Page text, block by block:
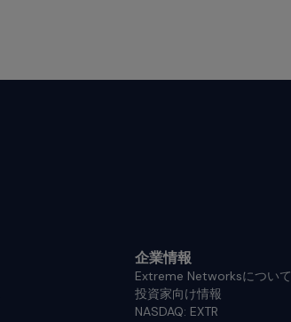
企業情報
Extreme Networksについて
投資家向け情報
NASDAQ: EXTR